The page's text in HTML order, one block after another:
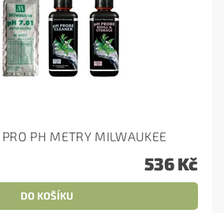
PH METRY MILWAUKEE
536 Kč